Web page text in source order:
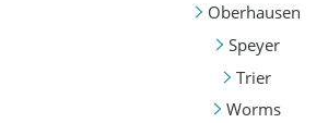
Oberhausen
Speyer
Trier
Worms